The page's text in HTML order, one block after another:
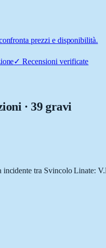
prezzi e disponibilità.
✓Recensioni verificate
· 39 gravi
incidente tra Svincolo